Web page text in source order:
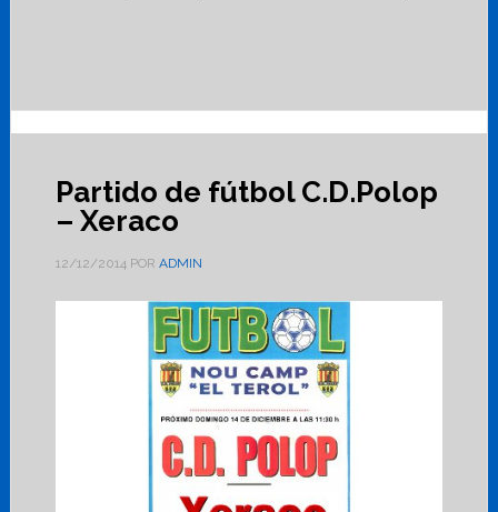
Partido de fútbol C.D.Polop
– Xeraco
12/12/2014POR ADMIN